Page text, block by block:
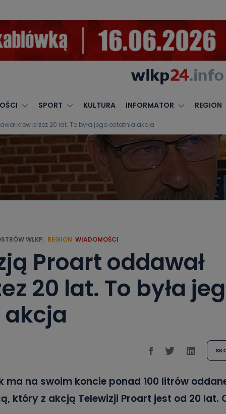
SPORT KULTURA INFORMATOR REGION
krew przez 20 lat. To była jego ostatnia akcja
WLKP. REGION WIADOMOŚCI
Proart oddawał
20 lat. To była
ma na swoim koncie ponad 100 litrów
który z akcją Telewizji Proart jest od 20 lat.